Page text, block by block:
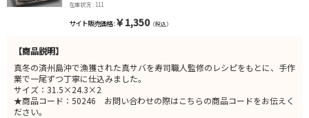
在庫状況 : 111
サイト販売価格 : ￥1,350（税込）
【商品説明】
真冬の済州島沖で漁獲された真サバを寿司職人監修のレシピをもとに、手作
業で一尾ずつ丁寧に仕込みました。
サイズ：31.5×24.3×2
★商品コード：50246 お問い合わせの際はこちらの商品コードをお伝えく
ださい。